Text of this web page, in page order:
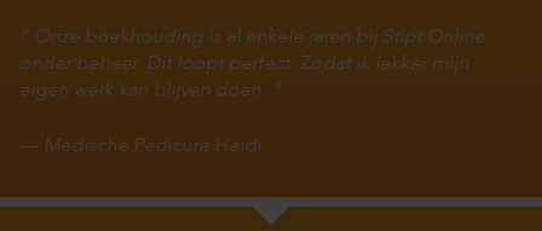
Onze boekhouding is al enkele jaren bij Stipt Online
onder beheer. Dit loopt perfect. Zodat ik lekker mijn
eigen werk kan blijven doen.
— Medische Pedicure Heidi